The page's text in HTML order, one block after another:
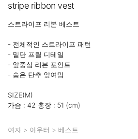
stripe ribbon vest
스트라이프 리본 베스트
- 전체적인 스트라이프 패턴
- 밑단 프릴 디테일
- 앞중심 리본 포인트
- 숨은 단추 앞여밈
SIZE(M)
가슴 : 42 총장 : 51 (cm)
여자 > 아우터 > 베스트